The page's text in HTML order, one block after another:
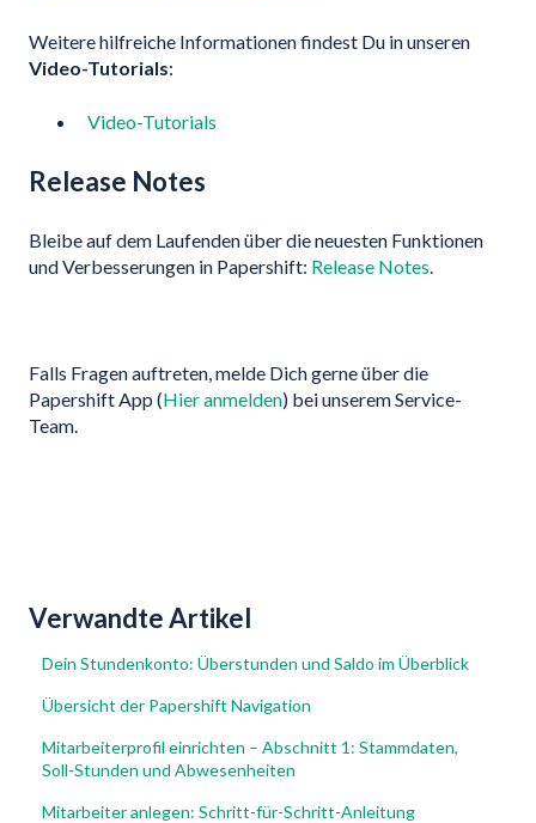
Weitere hilfreiche Informationen findest Du in unseren
Video-Tutorials:
Video-Tutorials
Release Notes
Bleibe auf dem Laufenden über die neuesten Funktionen
und Verbesserungen in Papershift: Release Notes.
Falls Fragen auftreten, melde Dich gerne über die
Papershift App (Hier anmelden) bei unserem Service-
Team.
Verwandte Artikel
Dein Stundenkonto: Überstunden und Saldo im Überblick
Übersicht der Papershift Navigation
Mitarbeiterprofil einrichten – Abschnitt 1: Stammdaten,
Soll-Stunden und Abwesenheiten
Mitarbeiter anlegen: Schritt-für-Schritt-Anleitung